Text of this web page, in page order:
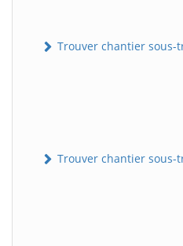
Trouver chantier sous-
Trouver chantier sous-